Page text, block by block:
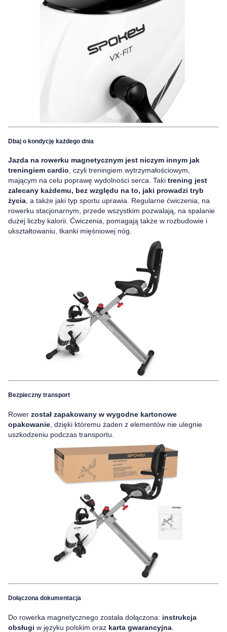
Dbaj o kondycję każdego dnia
Jazda na rowerku magnetycznym jest niczym innym jak
treningiem cardio, czyli treningiem wytrzymałościowym,
mającym na celu poprawę wydolności serca. Taki trening jest
zalecany każdemu, bez względu na to, jaki prowadzi tryb
życia, a także jaki typ sportu uprawia. Regularne ćwiczenia, na
rowerku stacjonarnym, przede wszystkim pozwalają, na spalanie
dużej liczby kalorii. Ćwiczenia, pomagają także w rozbudowie i
ukształtowaniu, tkanki mięśniowej nóg.
Bezpieczny transport
Rower został zapakowany w wygodne kartonowe
opakowanie , dzięki któremu żaden z elementów nie ulegnie
uszkodzeniu podczas transportu.
Dołączona dokumentacja
Do rowerka magnetycznego została dołączona: instrukcja
obsługi w języku polskim oraz karta gwarancyjna